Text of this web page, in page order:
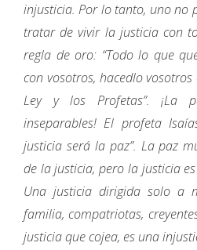
injusticia. Por lo tanto, uno no
tratar de vivir la justicia con
regla de oro: “Todo lo que
con vosotros, hacedlo
Ley y los Profetas”. ¡La
inseparables! El profeta
justicia será la paz”. La paz
de la justicia, pero la justicia
Una justicia dirigida solo a
familia, compatriotas,
justicia que cojea, es una